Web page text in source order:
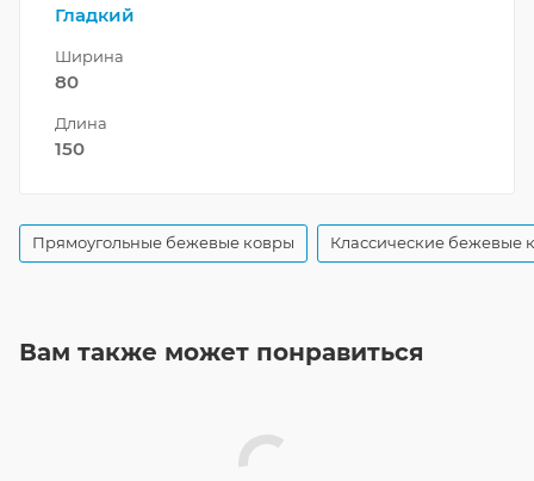
Гладкий
Ширина
80
Длина
150
Прямоугольные бежевые ковры Классические бежевые
Вам также может понравиться